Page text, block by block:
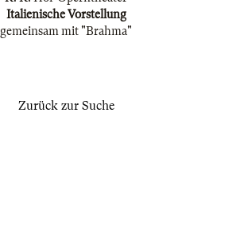
Italienische Vorstellung
gemeinsam mit "Brahma"
Zurück zur Suche